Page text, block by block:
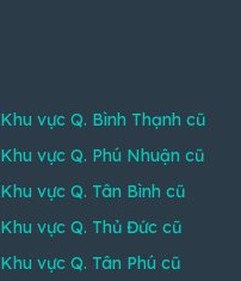
Khu vực Q. Bình Thạnh cũ
Khu vực Q. Phú Nhuận cũ
Khu vực Q. Tân Bình cũ
Khu vực Q. Thủ Đức cũ
Khu vực Q. Tân Phú cũ